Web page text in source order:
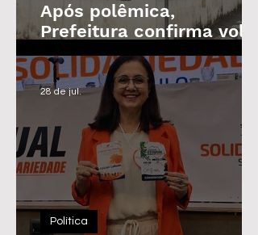
Após polêmica,
Prefeitura confirma volta
do Prêmio de
Assiduidade
Política
28 de jul.